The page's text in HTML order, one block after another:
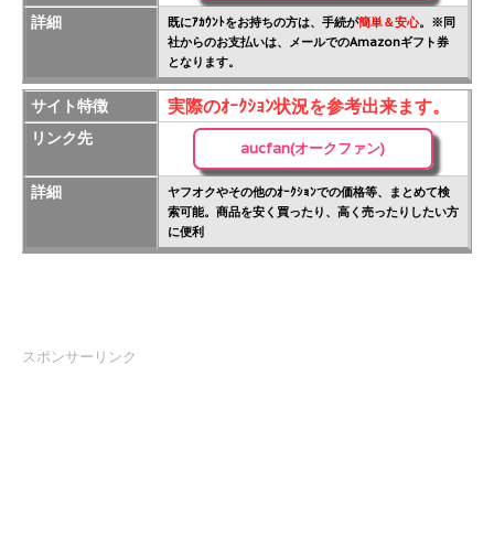
詳細 既にｱｶｳﾝﾄをお持ちの方は、手続が簡単＆安心。※同
社からのお支払いは、メールでのAmazonギフト券
となります。
サイト特徴 実際のｵｰｸｼｮﾝ状況を参考出来ます。
リンク先
aucfan(オークファン)
詳細
ヤフオクやその他のｵｰｸｼｮﾝでの価格等、まとめて検
索可能。商品を安く買ったり、高く売ったりしたい方
に便利
スポンサーリンク